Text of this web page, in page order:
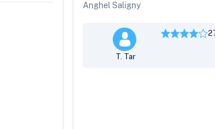
Anghel Saligny
T. Tar